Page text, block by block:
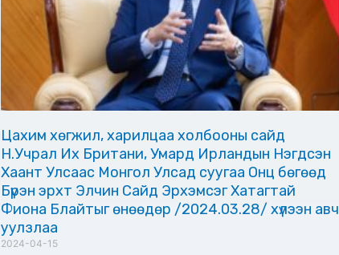
Цахим хөгжил, харилцаа холбооны сайд
Н.Учрал Их Британи, Умард Ирландын Нэгдсэн
Хаант Улсаас Монгол Улсад суугаа Онц бөгөөд
Бүрэн эрхт Элчин Сайд Эрхэмсэг Хатагтай
Фиона Блайтыг өнөөдөр /2024.03.28/ хүлээн авч
уулзлаа
2024-04-15